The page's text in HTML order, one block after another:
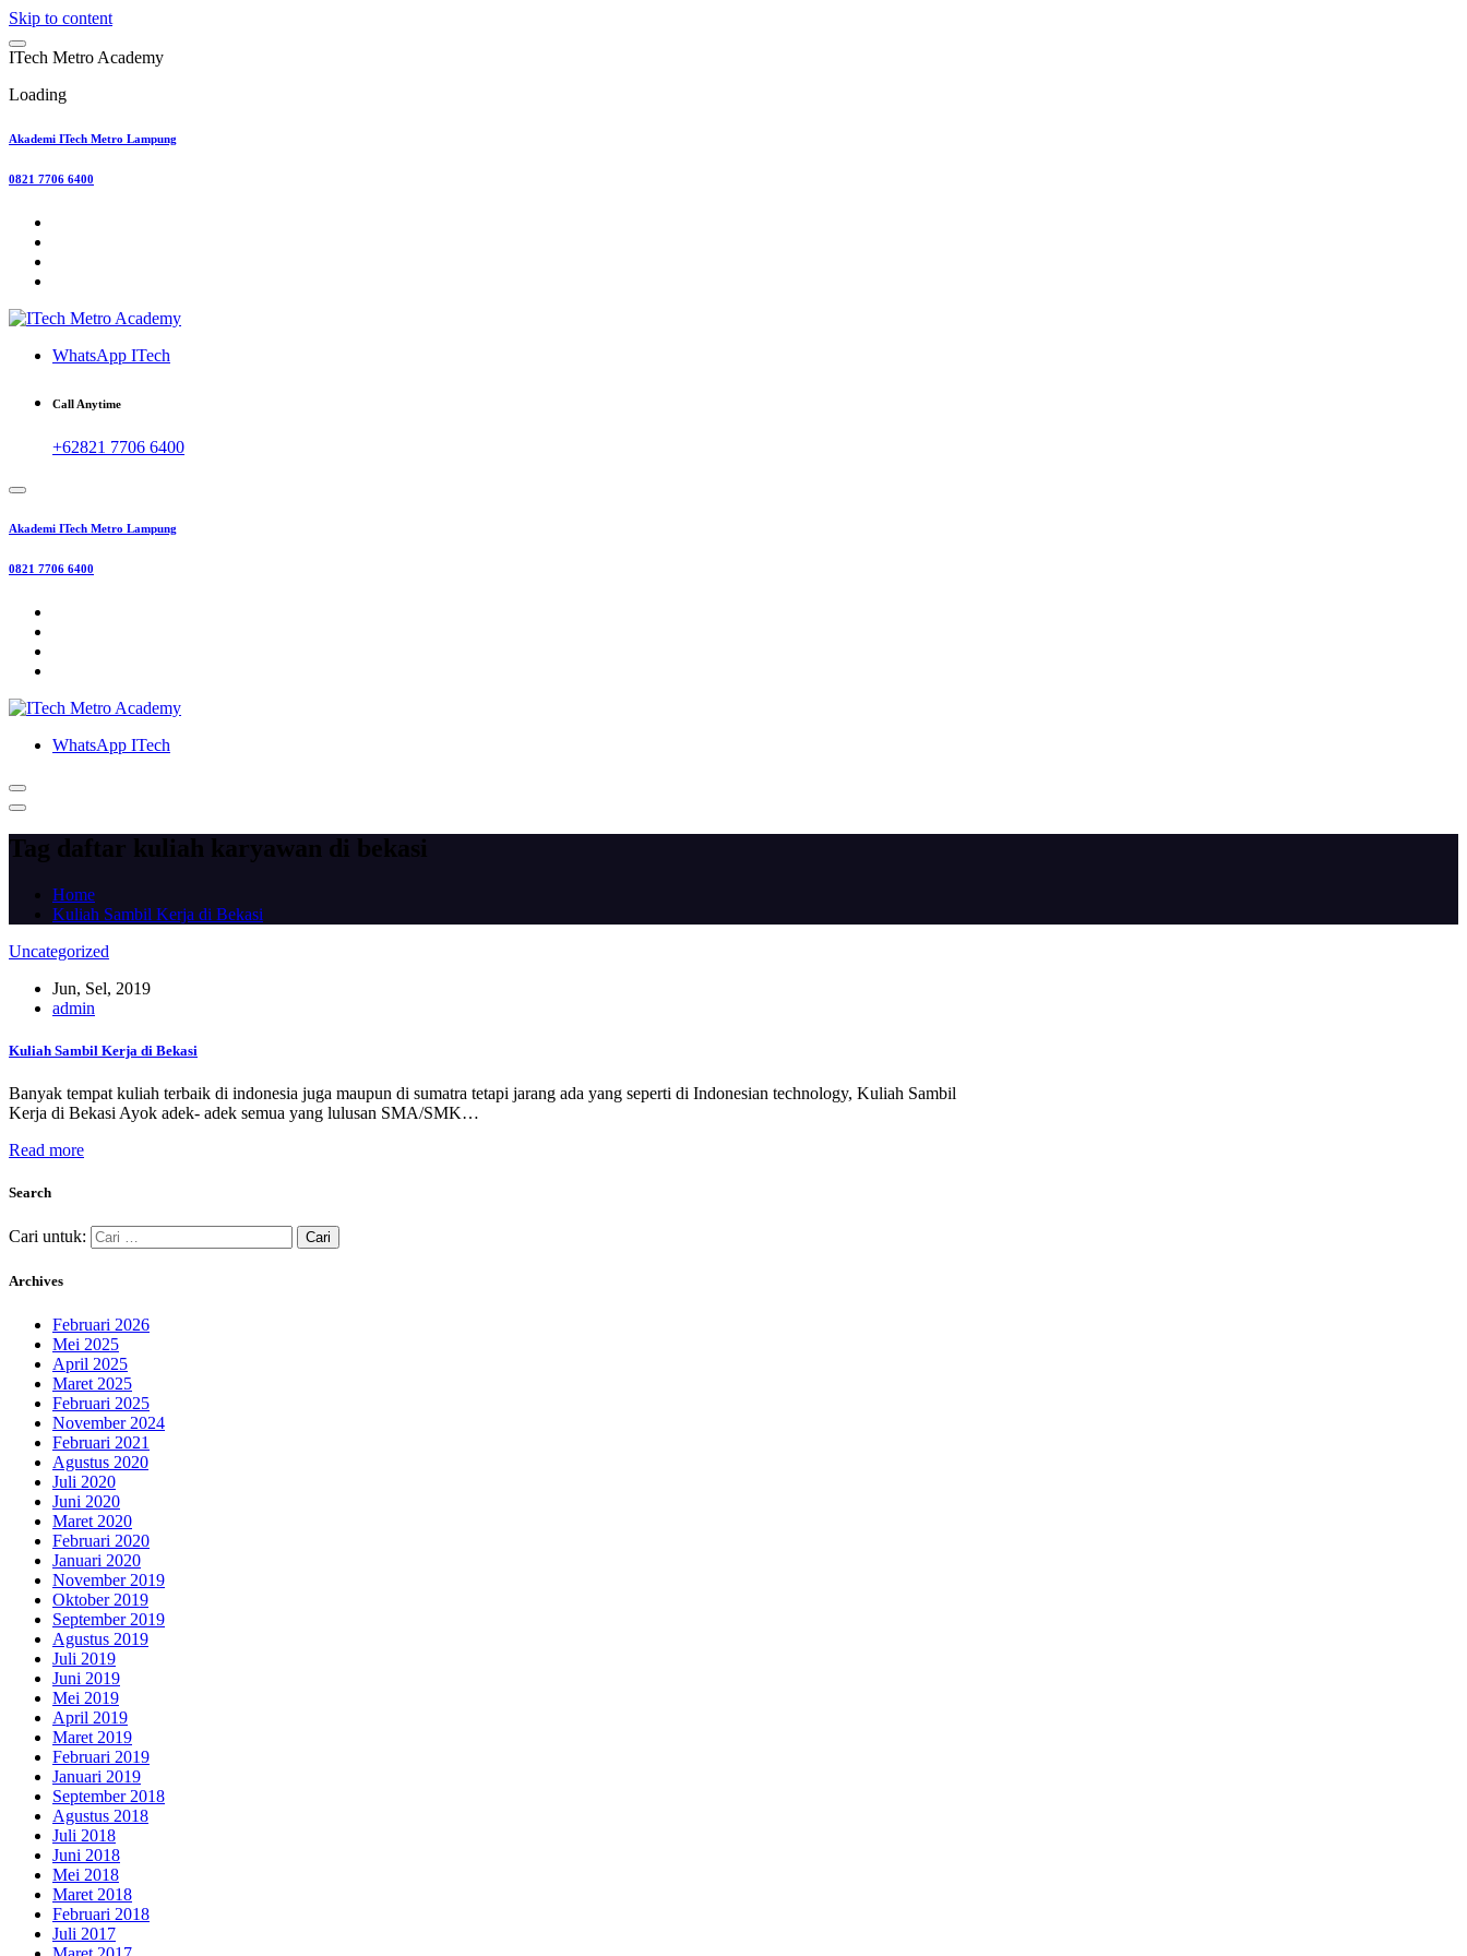
Skip to content
ITech Metro Academy
Loading
Akademi ITech Metro Lampung
0821 7706 6400
WhatsApp ITech
Call Anytime
+62821 7706 6400
Akademi ITech Metro Lampung
0821 7706 6400
WhatsApp ITech
Tag daftar kuliah karyawan di bekasi
Home
Kuliah Sambil Kerja di Bekasi
Uncategorized
Jun, Sel, 2019
admin
Kuliah Sambil Kerja di Bekasi
Banyak tempat kuliah terbaik di indonesia juga maupun di sumatra tetapi jarang ada yang seperti di Indonesian technology, Kuliah Sambil
Kerja di Bekasi Ayok adek- adek semua yang lulusan SMA/SMK…
Read more
Search
Cari untuk:
Archives
Februari 2026
Mei 2025
April 2025
Maret 2025
Februari 2025
November 2024
Februari 2021
Agustus 2020
Juli 2020
Juni 2020
Maret 2020
Februari 2020
Januari 2020
November 2019
Oktober 2019
September 2019
Agustus 2019
Juli 2019
Juni 2019
Mei 2019
April 2019
Maret 2019
Februari 2019
Januari 2019
September 2018
Agustus 2018
Juli 2018
Juni 2018
Mei 2018
Maret 2018
Februari 2018
Juli 2017